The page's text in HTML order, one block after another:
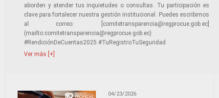
aborden y atender tus inquietudes o consultas. Tu participación es
clave para fortalecer nuestra gestión institucional. Puedes escribirnos
al correo: [comitetransparencia@regprocue.gob.ec]
(mailto:comitetransparencia@regprocue.gob.ec)
#RendiciónDeCuentas2025 #TuRegistroTuSeguridad
Ver más [+]
04/23/2026